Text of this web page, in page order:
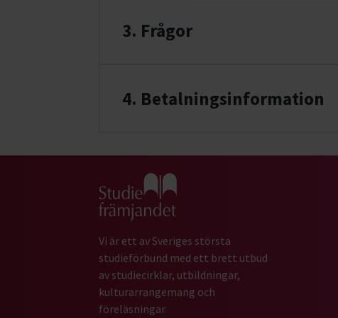
3. Frågor
4. Betalningsinformation
Gå till studiefrämjandets startsida
Vi är ett av Sveriges största
studieförbund med ett brett utbud
av studiecirklar, utbildningar,
kulturarrangemang och
föreläsningar.